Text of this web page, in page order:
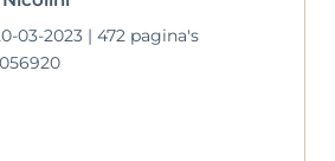
03-2023 | 472 pagina's